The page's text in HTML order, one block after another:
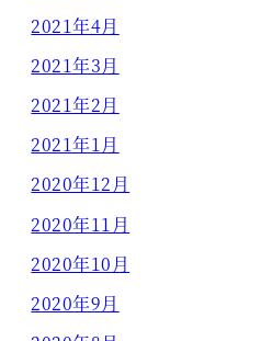
2021年4月
2021年3月
2021年2月
2021年1月
2020年12月
2020年11月
2020年10月
2020年9月